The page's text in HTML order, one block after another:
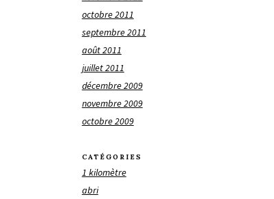
octobre 2011
septembre 2011
août 2011
juillet 2011
décembre 2009
novembre 2009
octobre 2009
CATÉGORIES
1 kilomètre
abri